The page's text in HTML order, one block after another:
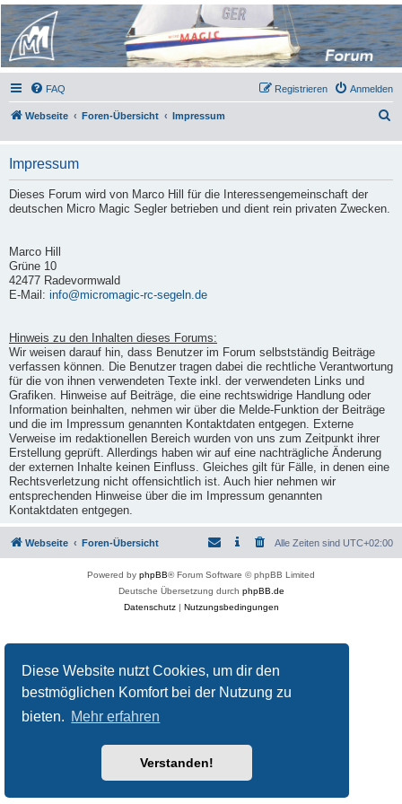
Diese Website nutzt Cookies, um dir den
bestmöglichen Komfort bei der Nutzung zu
bieten. Mehr erfahren
Verstanden!
Micro Magic Forum
Deutschland
FAQ Anmelden
Registrieren
Webseite Foren-Übersicht Impressum
h
Impressum
Dieses Forum wird von Marco Hill für die Interessengemeinschaft der
deutschen Micro Magic Segler betrieben und dient rein privaten Zwecken.
Marco Hill
Grüne 10
42477 Radevormwald
E-Mail: info@micromagic-rc-segeln.de
Hinweis zu den Inhalten dieses Forums:
Wir weisen darauf hin, dass Benutzer im Forum selbstständig Beiträge
verfassen können. Die Benutzer tragen dabei die rechtliche Verantwortung
für die von ihnen verwendeten Texte inkl. der verwendeten Links und
Grafiken. Hinweise auf Beiträge, die eine rechtswidrige Handlung oder
Information beinhalten, nehmen wir über die Melde-Funktion der Beiträge
und die im Impressum genannten Kontaktdaten entgegen. Externe
Verweise im redaktionellen Bereich wurden von uns zum Zeitpunkt ihrer
Erstellung geprüft. Allerdings haben wir auf eine nachträgliche Änderung
der externen Inhalte keinen Einfluss. Gleiches gilt für Fälle, in denen eine
Rechtsverletzung nicht offensichtlich ist. Auch hier nehmen wir
entsprechenden Hinweise über die im Impressum genannten
Kontaktdaten entgegen.
Webseite Foren-Übersicht Alle Zeiten sind UTC+02:00
Powered by phpBB® Forum Software © phpBB Limited
Deutsche Übersetzung durch phpBB.de
Datenschutz| Nutzungsbedingungen